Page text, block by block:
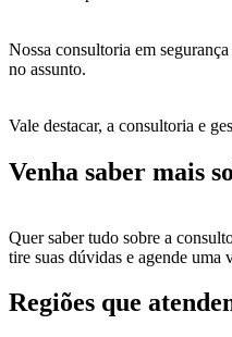
Nossa consultoria em
no assunto.
Vale destacar, a consultoria e
Venha saber mais
Quer saber tudo sobre a
tire suas dúvidas e agende uma
Regiões que